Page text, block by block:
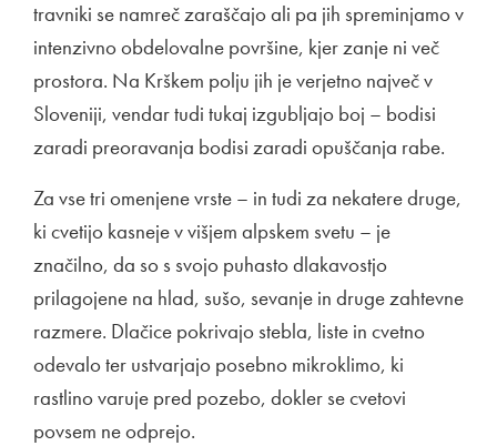
travniki se namreč zaraščajo ali pa jih spreminjamo v
intenzivno obdelovalne površine, kjer zanje ni več
prostora. Na Krškem polju jih je verjetno največ v
Sloveniji, vendar tudi tukaj izgubljajo boj – bodisi
zaradi preoravanja bodisi zaradi opuščanja rabe.
Za vse tri omenjene vrste – in tudi za nekatere druge,
ki cvetijo kasneje v višjem alpskem svetu – je
značilno, da so s svojo puhasto dlakavostjo
prilagojene na hlad, sušo, sevanje in druge zahtevne
razmere. Dlačice pokrivajo stebla, liste in cvetno
odevalo ter ustvarjajo posebno mikroklimo, ki
rastlino varuje pred pozebo, dokler se cvetovi
povsem ne odprejo.